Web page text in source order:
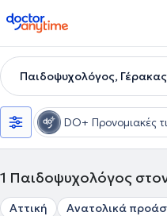
doctoranytime
Παιδοψυχολόγος, Γέρακας
DO+ Προνομιακές
1 Παιδοψυχολόγος
Αττική Ανατολικά